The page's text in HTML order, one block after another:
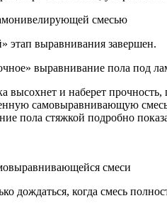
смесью
этап выравнивания завершен.
выравнивание пола под
высохнет и наберет
самовыравнивающую смесь,
пола стяжкой подробно
смеси
дождаться, когда смесь